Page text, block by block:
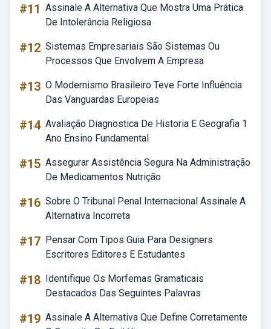
#11 Assinale A Alternativa Que Mostra Uma Prática
De Intolerância Religiosa
#12 Sistemas Empresariais São Sistemas Ou
Processos Que Envolvem A Empresa
#13 O Modernismo Brasileiro Teve Forte Influência
Das Vanguardas Europeias
#14 Avaliação Diagnostica De Historia E Geografia 1
Ano Ensino Fundamental
#15 Assegurar Assistência Segura Na Administração
De Medicamentos Nutrição
#16 Sobre O Tribunal Penal Internacional Assinale A
Alternativa Incorreta
#17 Pensar Com Tipos Guia Para Designers
Escritores Editores E Estudantes
#18 Identifique Os Morfemas Gramaticais
Destacados Das Seguintes Palavras
#19 Assinale A Alternativa Que Define Corretamente